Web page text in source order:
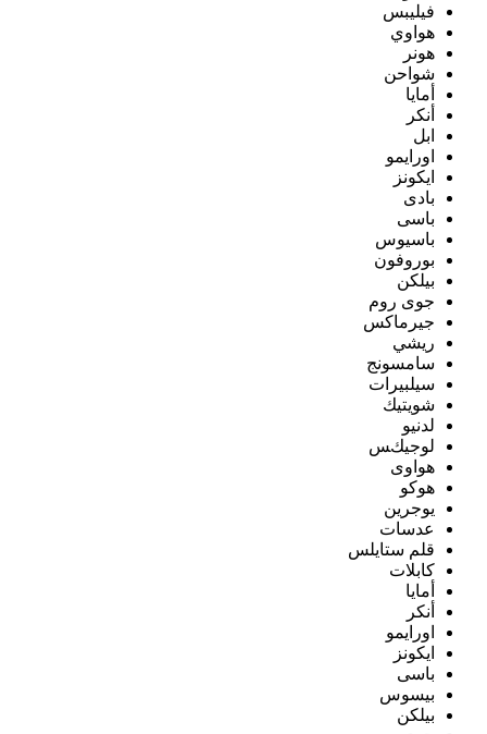
فيليبس
هواوي
هونر
شواحن
أمايا
أنكر
ابل
اورايمو
ايكونز
بادى
باسى
باسيوس
بوروفون
بيلكن
جوى روم
جيرماكس
ريشي
سامسونج
سيلبيرات
شويتيك
لدنيو
لوجيكس
هواوى
هوكو
يوجرين
عدسات
قلم ستايلس
كابلات
أمايا
أنكر
اورايمو
ايكونز
باسى
بيسوس
بيلكن